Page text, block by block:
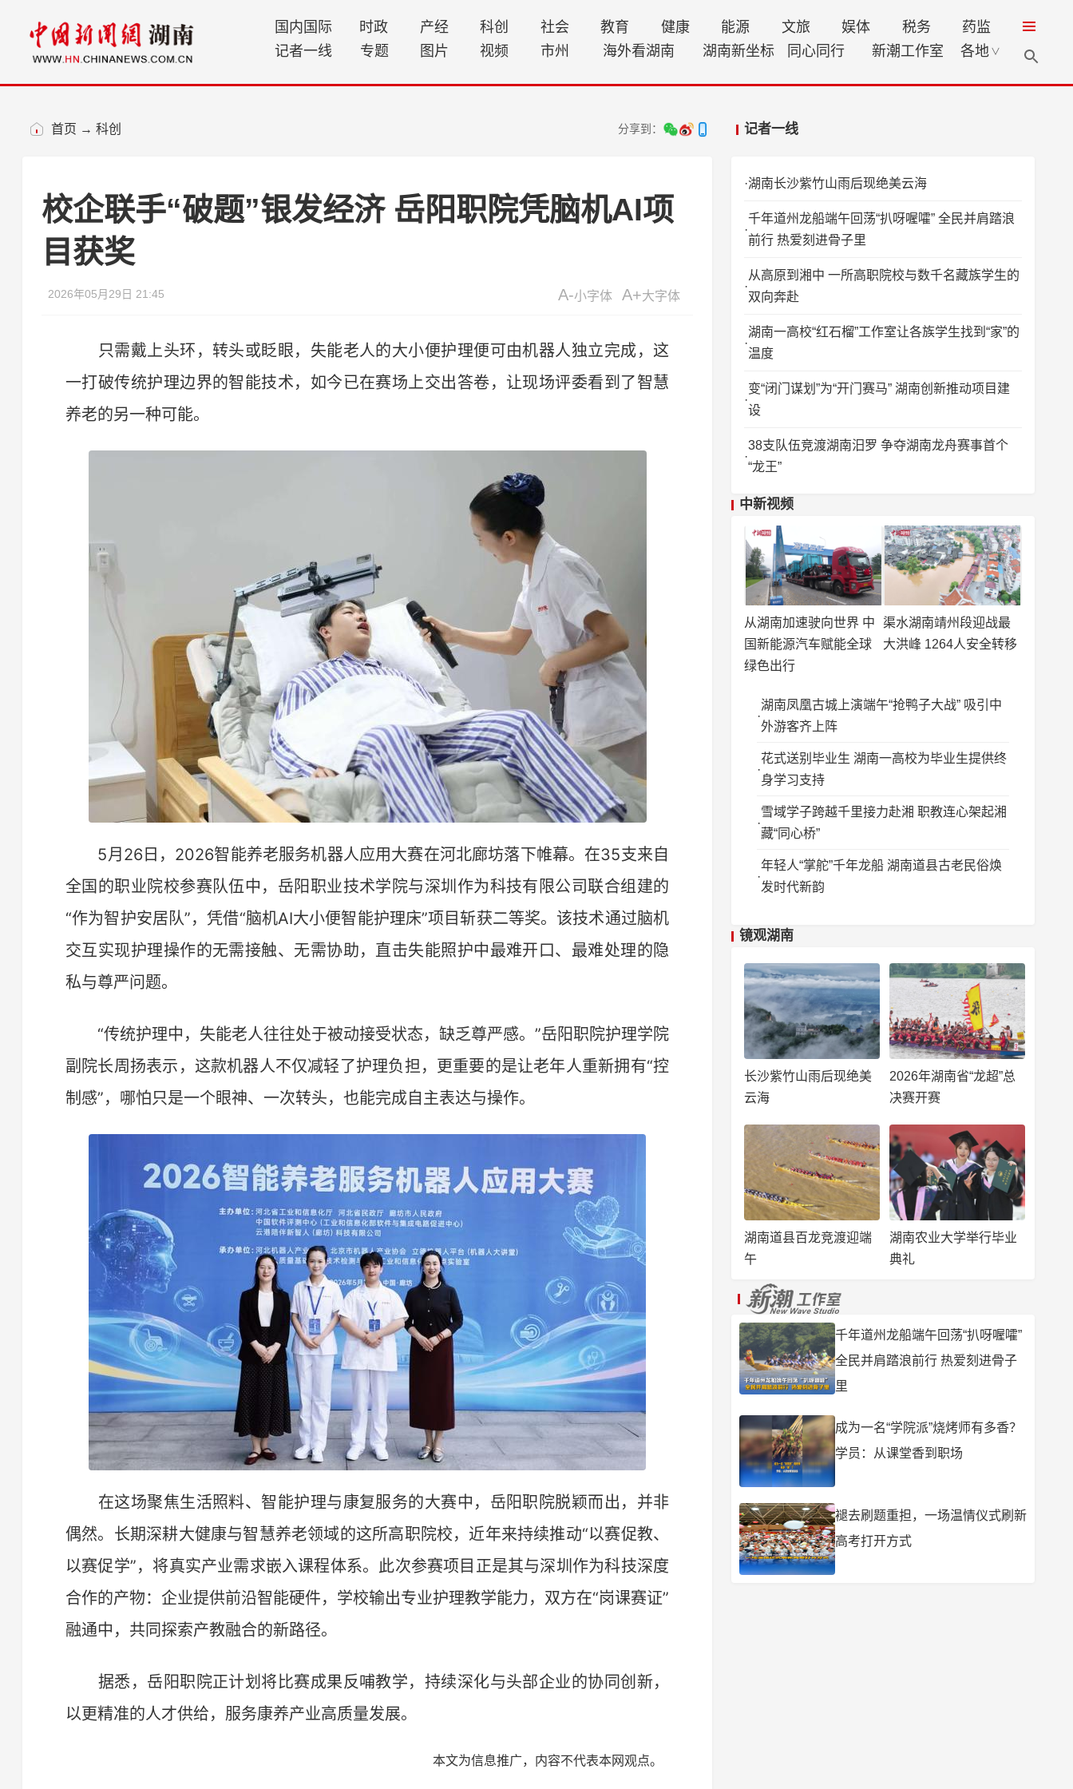
国内国际 时政 产经 科创 社会 教育 健康 能源 文旅 娱体 税务
药监
记者一线
专题 图片 视频 市州 海外看湖南 湖南新坐标 同心同行 新潮工作室 各地 ∨
首页 → 科创 分享到： 记者一线
校企联手“破题”银发经济 岳阳职院凭脑机AI项
目获奖
2026年05月29日 21:45 A-小字体 A+大字体
只需戴上头环，转头或眨眼，失能老人的大小便护理便可由机器人独立完成，这
一打破传统护理边界的智能技术，如今已在赛场上交出答卷，让现场评委看到了智慧
养老的另一种可能。
5月26日，2026智能养老服务机器人应用大赛在河北廊坊落下帷幕。在35支来自
全国的职业院校参赛队伍中，岳阳职业技术学院与深圳作为科技有限公司联合组建的
“作为智护安居队”，凭借“脑机AI大小便智能护理床”项目斩获二等奖。该技术通过脑机
交互实现护理操作的无需接触、无需协助，直击失能照护中最难开口、最难处理的隐
私与尊严问题。
“传统护理中，失能老人往往处于被动接受状态，缺乏尊严感。”岳阳职院护理学院
副院长周扬表示，这款机器人不仅减轻了护理负担，更重要的是让老年人重新拥有“控
制感”，哪怕只是一个眼神、一次转头，也能完成自主表达与操作。
在这场聚焦生活照料、智能护理与康复服务的大赛中，岳阳职院脱颖而出，并非
偶然。长期深耕大健康与智慧养老领域的这所高职院校，近年来持续推动“以赛促教、
以赛促学”，将真实产业需求嵌入课程体系。此次参赛项目正是其与深圳作为科技深度
合作的产物：企业提供前沿智能硬件，学校输出专业护理教学能力，双方在“岗课赛证”
融通中，共同探索产教融合的新路径。
据悉，岳阳职院正计划将比赛成果反哺教学，持续深化与头部企业的协同创新，
以更精准的人才供给，服务康养产业高质量发展。
本文为信息推广，内容不代表本网观点。
湖南长沙紫竹山雨后现绝美云海
千年道州龙船端午回荡“扒呀喔嚯” 全民并肩踏浪
前行 热爱刻进骨子里
从高原到湘中 一所高职院校与数千名藏族学生的
双向奔赴
湖南一高校“红石榴”工作室让各族学生找到“家”的
温度
变“闭门谋划”为“开门赛马” 湖南创新推动项目建
设
38支队伍竞渡湖南汨罗 争夺湖南龙舟赛事首个
“龙王”
中新视频
从湖南加速驶向世界 中
国新能源汽车赋能全球
绿色出行
渠水湖南靖州段迎战最
大洪峰 1264人安全转移
湖南凤凰古城上演端午“抢鸭子大战” 吸引中
外游客齐上阵
花式送别毕业生 湖南一高校为毕业生提供终
身学习支持
雪域学子跨越千里接力赴湘 职教连心架起湘
藏“同心桥”
年轻人“掌舵”千年龙船 湖南道县古老民俗焕
发时代新韵
镜观湖南
长沙紫竹山雨后现绝美
云海
2026年湖南省“龙超”总
决赛开赛
湖南道县百龙竞渡迎端
午
湖南农业大学举行毕业
典礼
千年道州龙船端午回荡“扒呀喔嚯”
全民并肩踏浪前行 热爱刻进骨子
里
成为一名“学院派”烧烤师有多香？
学员：从课堂香到职场
褪去刷题重担，一场温情仪式刷新
高考打开方式